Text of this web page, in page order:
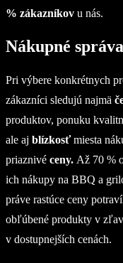
% zákazníkov u nás.
Nákupné
Pri výbere konkrétnych
zákazníci sledujú najmä
produktov, ponuku
ale aj blízkosťmiesta
priaznivé ceny. Až 70 %
ich nákupy na BBQ a
práve rastúce ceny
obľúbené produkty v
v dostupnejších cenách.